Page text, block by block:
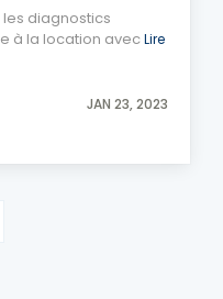
diagnostics
à la location avec Lire
JAN 23, 2023